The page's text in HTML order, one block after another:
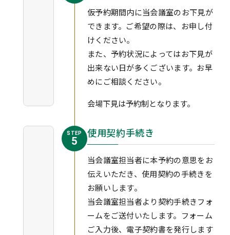
仮予約期間内に当会議室のお下見が
できます。ご希望の際は、お申し付
けください。
また、予約状況によってはお下見が
出来ない日が多くございます。お早
めにご相談ください。
会場下見は予約制となります。
STEP
5
使用契約手続き
当会議室担当者に本予約の意思をお
伝えいただき、使用契約の手続きを
お願いします。
当会議室担当者より契約手続きフォ
ームをご送付いたします。フォーム
ご入力後、電子契約書を発行します